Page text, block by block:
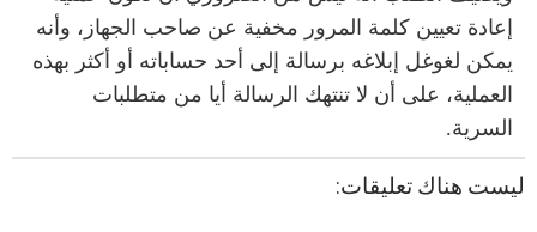
إعادة تعيين كلمة المرور مخفية عن صاحب الجهاز، وأنه
يمكن لغوغل إبلاغه برسالة إلى أحد حساباته أو أكثر بهذه
العملية، على أن لا تنتهك الرسالة أيا من متطلبات
السرية.
ليست هناك تعليقات: